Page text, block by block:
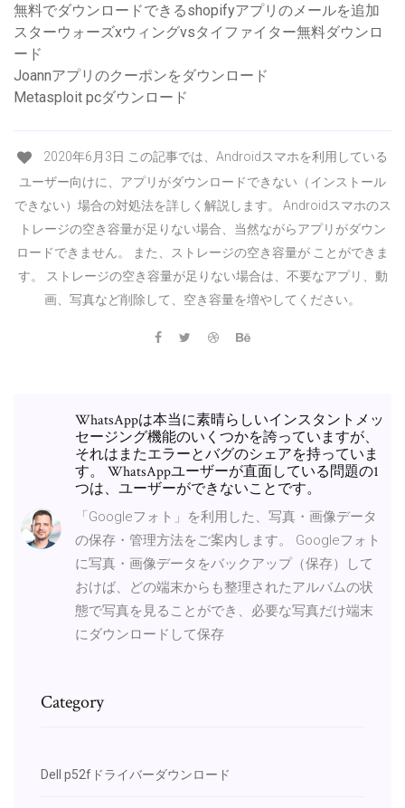
無料でダウンロードできるshopifyアプリのメールを追加
スターウォーズxウィングvsタイファイター無料ダウンロ
ード
Joannアプリのクーポンをダウンロード
Metasploit pcダウンロード
2020年6月3日 この記事では、Androidスマホを利用している
ユーザー向けに、アプリがダウンロードできない（インストール
できない）場合の対処法を詳しく解説します。 Androidスマホのス
トレージの空き容量が足りない場合、当然ながらアプリがダウン
ロードできません。 また、ストレージの空き容量が ことができま
す。 ストレージの空き容量が足りない場合は、不要なアプリ、動
画、写真など削除して、空き容量を増やしてください。
WhatsAppは本当に素晴らしいインスタントメッ
セージング機能のいくつかを誇っていますが、
それはまたエラーとバグのシェアを持っていま
す。 WhatsAppユーザーが直面している問題の1
つは、ユーザーができないことです。
「Googleフォト」を利用した、写真・画像データ
の保存・管理方法をご案内します。 Googleフォト
に写真・画像データをバックアップ（保存）して
おけば、どの端末からも整理されたアルバムの状
態で写真を見ることができ、必要な写真だけ端末
にダウンロードして保存
Category
Dell p52fドライバーダウンロード